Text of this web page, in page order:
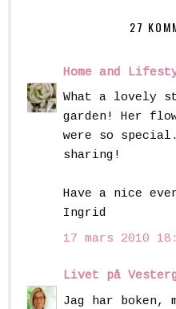
27
Home and
What a lovely
garden! Her
were so
sharing!
Have a nice
Ingrid
17 mars 2010
Livet på
Jag har boken,